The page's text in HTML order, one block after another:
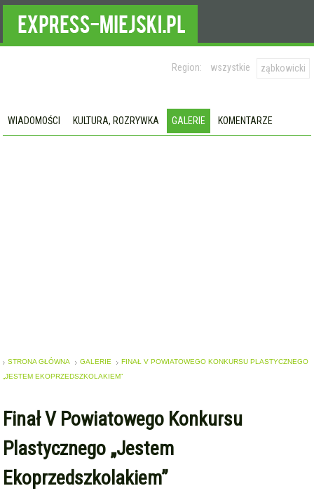
Region: wszystkie ząbkowicki
WIADOMOŚCI KULTURA, ROZRYWKA GALERIE KOMENTARZE
STRONA GŁÓWNA GALERIE
FINAŁ V POWIATOWEGO KONKURSU PLASTYCZNEGO
„JESTEM EKOPRZEDSZKOLAKIEM”
Finał V Powiatowego Konkursu
Plastycznego „Jestem
Ekoprzedszkolakiem”